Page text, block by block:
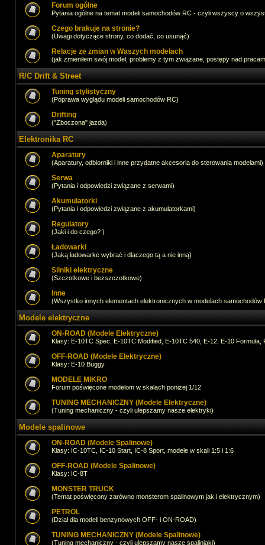
Forum ogólne
Pytania ogólne na temat modeli samochodów RC - czyli wszyscy o
Czego brakuje na stronie?
(Uwagi dotyczące strony, co dodać, co usunąć)
Relacje ze zmian w Waszych modelach
(jak zmieniłem swój model, problemy z tym związane, postępy nad
R/C Drift & Street
Tuning stylistyczny
(Poprawa wyglądu modeli samochodów RC)
Drifting
("Zboczona" jazda)
Elektronika RC
Aparatury
(Aparatury, odbiorniki i inne przydatne akcesoria do sterowania modelami)
Serwa
(Pytania i odpowiedzi związane z serwami)
Akumulatorki
(Pytania i odpowiedzi związane z akumulatorkami)
Regulatory
(Jaki i do czego? )
Ładowarki
(Jaką ładowarke wybrać i dlaczego tą a nie inną)
Silniki elektryczne
(Szczotkowe i bezszczotkowe)
Inne
(Wszystko innych elementach elektronicznych w modelach samochodów
Modele elektryczne
ON-ROAD (Modele Elektryczne)
Klasy: E-10TC Spec, E-10TC Modified, E-10TC 540, E-12, E-10 Formuła,
OFF-ROAD (Modele Elektryczne)
Klasy: E-10 Buggy
MODELE MIKRO
Forum poświęcone modelom w skalach poniżej 1/12
TUNING MECHANICZNY (Modele Elektryczne)
(Tuning mechaniczny - czyli ulepszamy nasze elektryki)
Modele spalinowe
ON-ROAD (Modele Spalinowe)
Klasy: IC-10TC, IC-10 Start, IC-8 Sport, modele w skali 1:5 i 1:6
OFF-ROAD (Modele Spalinowe)
Klasy: IC-8T
MONSTER TRUCK
(Temat poświęcony zarówno monsterom spalinowym jak i elektrycznym)
PETROL
(Dział dla modeli benzynowych OFF- i ON-ROAD)
TUNING MECHANICZNY (Modele Spalinowe)
(Tuning mechaniczny - czyli ulepszamy nasze spaliniaki)